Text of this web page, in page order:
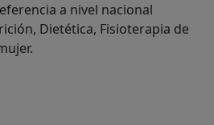
a nivel nacional
Dietética, Fisioterapia de